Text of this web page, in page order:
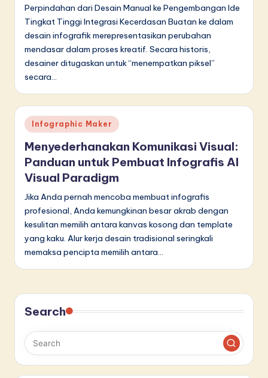
S
o
f
t
w
a
r
e
n
o
v
a
o
Perpindahan dari Desain Manual ke Pengembangan Ide
Tingkat Tinggi Integrasi Kecerdasan Buatan ke dalam
desain infografik merepresentasikan perubahan
mendasar dalam proses kreatif. Secara historis,
desainer ditugaskan untuk “menempatkan piksel”
secara…
Posted
in
Infographic Maker
Menyederhanakan Komunikasi Visual:
Panduan untuk Pembuat Infografis AI
Visual Paradigm
Jika Anda pernah mencoba membuat infografis
profesional, Anda kemungkinan besar akrab dengan
kesulitan memilih antara kanvas kosong dan template
yang kaku. Alur kerja desain tradisional seringkali
memaksa pencipta memilih antara…
Search